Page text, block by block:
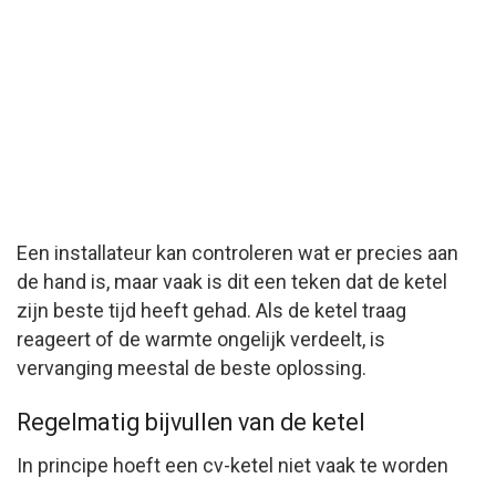
Een installateur kan controleren wat er precies aan
de hand is, maar vaak is dit een teken dat de ketel
zijn beste tijd heeft gehad. Als de ketel traag
reageert of de warmte ongelijk verdeelt, is
vervanging meestal de beste oplossing.
Regelmatig bijvullen van de ketel
In principe hoeft een cv-ketel niet vaak te worden